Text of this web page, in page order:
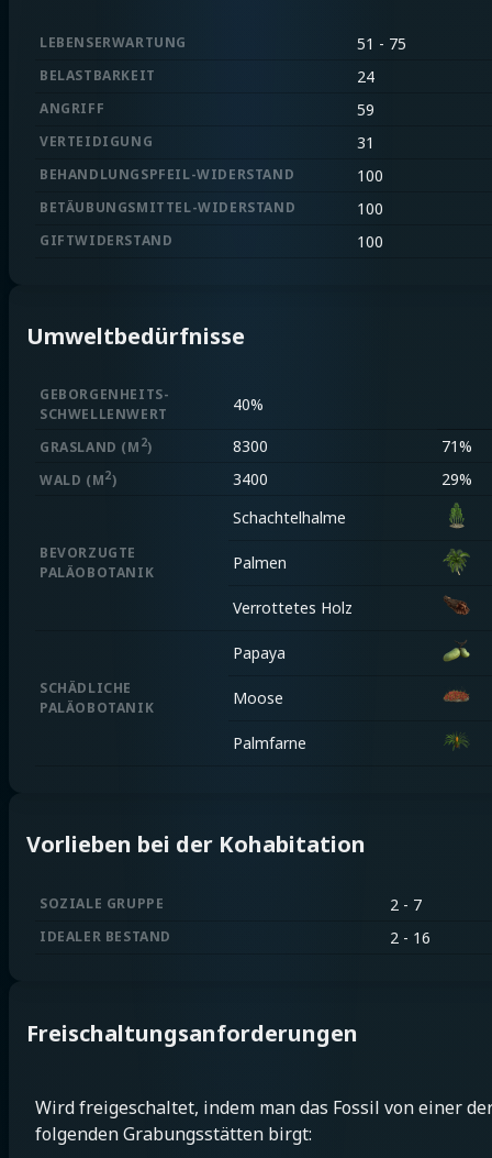
LEBENSERWARTUNG 51 - 75
BELASTBARKEIT 24
ANGRIFF 59
VERTEIDIGUNG 31
BEHANDLUNGSPFEIL-WIDERSTAND 100
BETÄUBUNGSMITTEL-WIDERSTAND 100
GIFTWIDERSTAND 100
Umweltbedürfnisse
GEBORGENHEITS-
SCHWELLENWERT
40%
GRASLAND (M 2) 8300 71%
WALD (M2) 3400 29%
BEVORZUGTE
PALÄOBOTANIK
Schachtelhalme
Palmen
Verrottetes Holz
SCHÄDLICHE
PALÄOBOTANIK
Papaya
Moose
Palmfarne
Vorlieben bei der Kohabitation
SOZIALE GRUPPE 2 - 7
IDEALER BESTAND 2 - 16
Freischaltungsanforderungen
Wird freigeschaltet, indem man das Fossil von einer
folgenden Grabungsstätten birgt: